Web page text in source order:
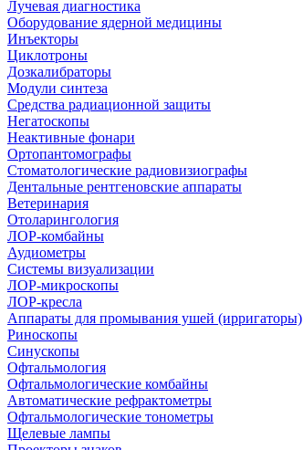
Лучевая диагностика
Оборудование ядерной медицины
Инъекторы
Циклотроны
Дозкалибраторы
Модули синтеза
Средства радиационной защиты
Негатоскопы
Неактивные фонари
Ортопантомографы
Стоматологические радиовизиографы
Дентальные рентгеновские аппараты
Ветеринария
Отоларингология
ЛОР-комбайны
Аудиометры
Системы визуализации
ЛОР-микроскопы
ЛОР-кресла
Аппараты для промывания ушей (ирригаторы)
Риноскопы
Синускопы
Офтальмология
Офтальмологические комбайны
Автоматические рефрактометры
Офтальмологические тонометры
Щелевые лампы